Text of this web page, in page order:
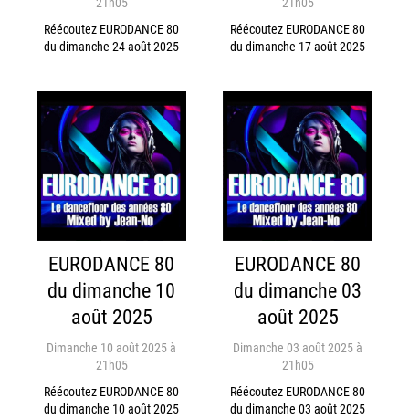
Réécoutez EURODANCE 80
du dimanche 24 août 2025
Réécoutez EURODANCE 80
du dimanche 17 août 2025
EURODANCE 80
du dimanche 10
août 2025
Dimanche 10 août 2025 à
21h05
Réécoutez EURODANCE 80
du dimanche 10 août 2025
EURODANCE 80
du dimanche 03
août 2025
Dimanche 03 août 2025 à
21h05
Réécoutez EURODANCE 80
du dimanche 03 août 2025